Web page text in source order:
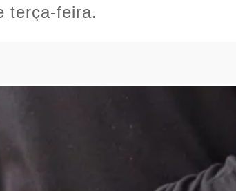
terça-feira.